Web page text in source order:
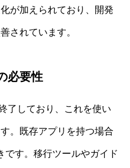
が加えられており、開発
されています。
必要性
了しており、これを使い
。既存アプリを持つ場合
です。移行ツールやガイド